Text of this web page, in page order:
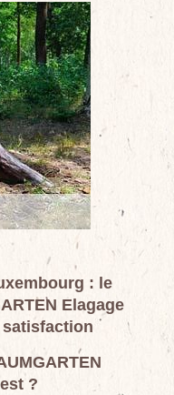
: le
Elagage
?